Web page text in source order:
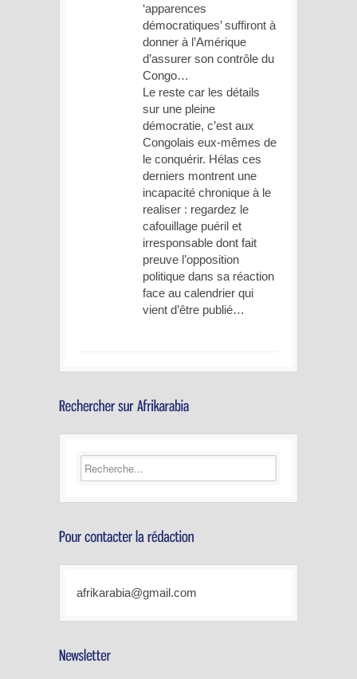
‘apparences
démocratiques’ suffiront à
donner à l’Amérique
d’assurer son contrôle du
Congo…
Le reste car les détails
sur une pleine
démocratie, c’est aux
Congolais eux-mêmes de
le conquérir. Hélas ces
derniers montrent une
incapacité chronique à le
realiser : regardez le
cafouillage puéril et
irresponsable dont fait
preuve l’opposition
politique dans sa réaction
face au calendrier qui
vient d’être publié…
afrikarabia@gmail.com